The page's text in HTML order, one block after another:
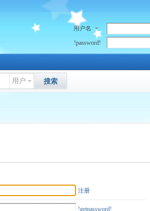
用户名
!password!
用户 搜索
注册
!getpassword!